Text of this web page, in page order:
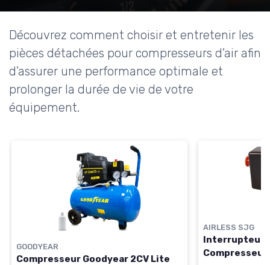
Découvrez comment choisir et entretenir les
pièces détachées pour compresseurs d'air afin
d'assurer une performance optimale et
prolonger la durée de vie de votre
équipement.
GOODYEAR
Compresseur Goodyear 2CV Lite
AIRLESS SJG
Interrupteur
Compresseur